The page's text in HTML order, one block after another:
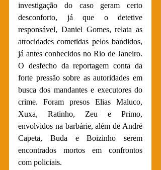
investigação do caso geram certo
desconforto, já que o detetive
responsável, Daniel Gomes, relata as
atrocidades cometidas pelos bandidos,
já antes conhecidos no Rio de Janeiro.
O desfecho da reportagem conta da
forte pressão sobre as autoridades em
busca dos mandantes e executores do
crime. Foram presos Elias Maluco,
Xuxa, Ratinho, Zeu e Primo,
envolvidos na barbárie, além de André
Capeta, Buda e Boizinho serem
encontrados mortos em confrontos
com policiais.